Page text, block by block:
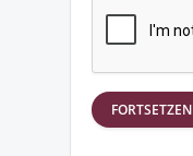
FORTSETZEN